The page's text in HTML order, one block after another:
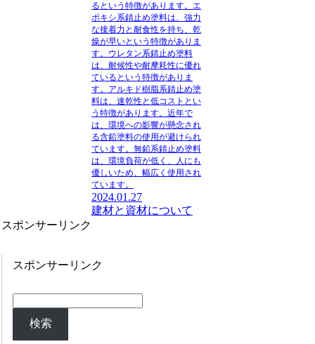
る という特徴があります。 エ
ポキシ系錆止め塗料は、強力
な接着力と耐食性を持ち、乾
燥が早いという特徴がありま
す。 ウレタン系錆止め塗料
は、耐候性や耐摩耗性に優れ
ている という特徴がありま
す。 アルキド樹脂系錆止め塗
料は、速乾性と低コスト とい
う特徴があります。近年で
は、環境への影響が懸念され
る含鉛塗料の使用が避けられ
ています。 無鉛系錆止め塗料
は、環境負荷が低く、人にも
優しいため、幅広く使用され
ています。
2024.01.27
建材と資材について
スポンサーリンク
スポンサーリンク
検索